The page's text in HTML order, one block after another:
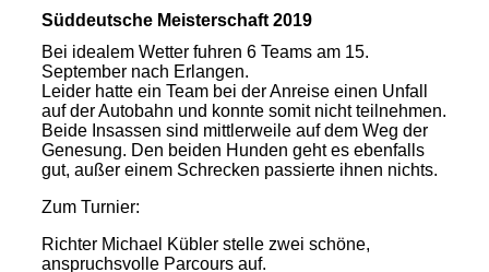
Süddeutsche Meisterschaft 2019
Bei idealem Wetter fuhren 6 Teams am 15.
September nach Erlangen.
Leider hatte ein Team bei der Anreise einen Unfall
auf der Autobahn und konnte somit nicht teilnehmen.
Beide Insassen sind mittlerweile auf dem Weg der
Genesung. Den beiden Hunden geht es ebenfalls
gut, außer einem Schrecken passierte ihnen nichts.
Zum Turnier:
Richter Michael Kübler stelle zwei schöne,
anspruchsvolle Parcours auf.